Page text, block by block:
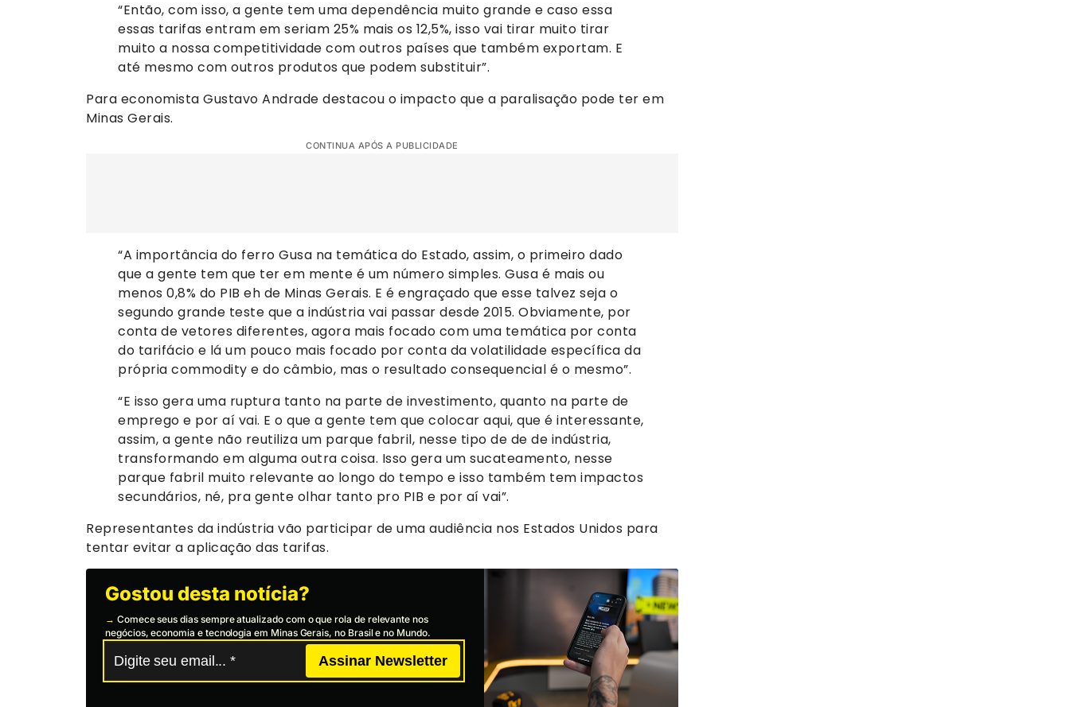
“Então, com isso, a gente tem uma dependência muito grande e caso essa
essas tarifas entram em seriam 25% mais os 12,5%, isso vai tirar muito tirar
muito a nossa competitividade com outros países que também exportam. E
até mesmo com outros produtos que podem substituir”.
Para economista Gustavo Andrade destacou o impacto que a paralisação pode ter em
Minas Gerais.
CONTINUA APÓS A PUBLICIDADE
“A importância do ferro Gusa na temática do Estado, assim, o primeiro dado
que a gente tem que ter em mente é um número simples. Gusa é mais ou
menos 0,8% do PIB eh de Minas Gerais. E é engraçado que esse talvez seja o
segundo grande teste que a indústria vai passar desde 2015. Obviamente, por
conta de vetores diferentes, agora mais focado com uma temática por conta
do tarifácio e lá um pouco mais focado por conta da volatilidade específica da
própria commodity e do câmbio, mas o resultado consequencial é o mesmo”.
“E isso gera uma ruptura tanto na parte de investimento, quanto na parte de
emprego e por aí vai. E o que a gente tem que colocar aqui, que é interessante,
assim, a gente não reutiliza um parque fabril, nesse tipo de de de indústria,
transformando em alguma outra coisa. Isso gera um sucateamento, nesse
parque fabril muito relevante ao longo do tempo e isso também tem impactos
secundários, né, pra gente olhar tanto pro PIB e por aí vai”.
Representantes da indústria vão participar de uma audiência nos Estados Unidos para
tentar evitar a aplicação das tarifas.
Gostou desta notícia?
→ Comece seus dias sempre atualizado com o que rola de relevante nos
negócios, economia e tecnologia em Minas Gerais, no Brasil e no Mundo.
Assinar Newsletter